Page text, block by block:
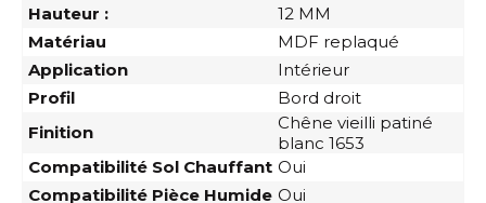
Hauteur :
12 MM
Matériau
MDF replaqué
Application
Intérieur
Profil
Bord droit
Finition
Chêne vieilli patiné
blanc 1653
Compatibilité Sol Chauffant Oui
Compatibilité Pièce Humide Oui